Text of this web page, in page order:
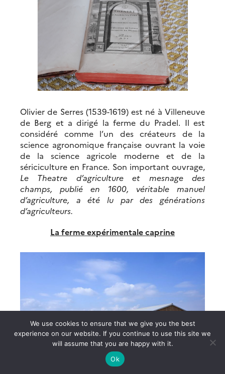
Olivier de Serres (1539-1619) est né à Villeneuve
de Berg et a dirigé la ferme du Pradel. Il est
considéré comme l’un des créateurs de la
science agronomique française ouvrant la voie
de la science agricole moderne et de la
sériciculture en France. Son important ouvrage,
Le Theatre d’agriculture et mesnage des
champs, publié en 1600, véritable manuel
d’agriculture, a été lu par des générations
d’agriculteurs.
La ferme expérimentale caprine
We use cookies to ensure that we give you the best
experience on our website. If you continue to use this site we
will assume that you are happy with it.
Ok